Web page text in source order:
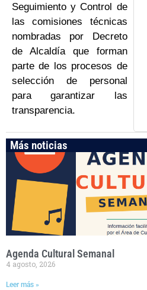
Seguimiento y Control de
las comisiones técnicas
nombradas por Decreto
de Alcaldía que forman
parte de los procesos de
selección de personal
para garantizar las
transparencia.
Más noticias
Agenda Cultural Semanal
4 agosto, 2026
Leer más »